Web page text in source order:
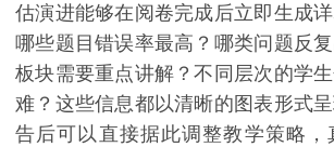
估演进能够在阅卷完成后立即生成详
哪些题目错误率最高？哪类问题反
板块需要重点讲解？不同层次的学
难？这些信息都以清晰的图表形式
告后可以直接据此调整教学策略，